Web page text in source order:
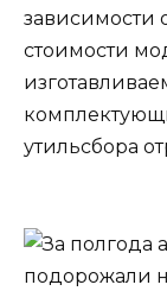
зависимости
стоимости
утильсбора